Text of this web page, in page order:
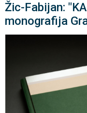
Žic-Fabijan:
monografija